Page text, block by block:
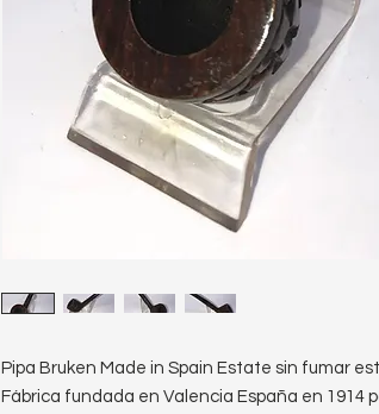
Pipa Bruken Made in Spain Estate sin fumar
Fábrica fundada en Valencia España en 1914